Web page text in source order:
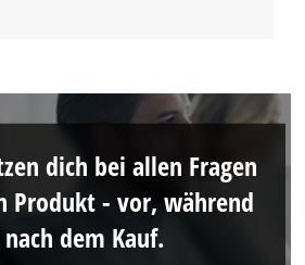
dich bei allen Fragen
Produkt - vor, während
dem Kauf.